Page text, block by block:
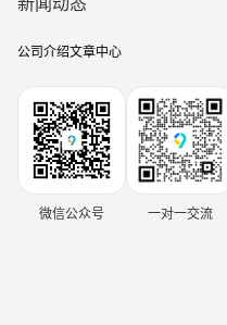
公司介绍文章中心
微信公众号 一对一交流